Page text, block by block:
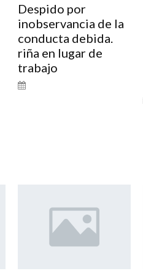
Despido por
inobservancia de la
conducta debida.
riña en lugar de
trabajo